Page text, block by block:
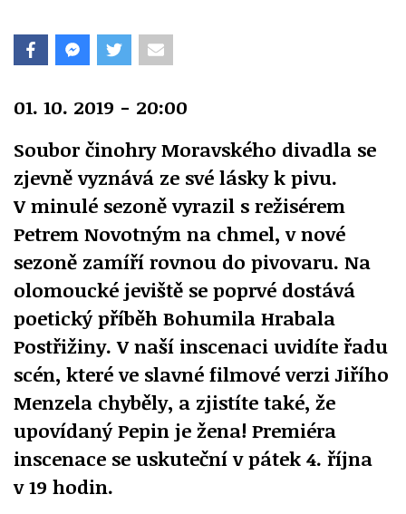
01. 10. 2019 - 20:00
Soubor činohry Moravského divadla se
zjevně vyznává ze své lásky k pivu.
V minulé sezoně vyrazil s režisérem
Petrem Novotným na chmel, v nové
sezoně zamíří rovnou do pivovaru. Na
olomoucké jeviště se poprvé dostává
poetický příběh Bohumila Hrabala
Postřižiny. V naší inscenaci uvidíte řadu
scén, které ve slavné filmové verzi Jiřího
Menzela chyběly, a zjistíte také, že
upovídaný Pepin je žena! Premiéra
inscenace se uskuteční v pátek 4. října
v 19 hodin.